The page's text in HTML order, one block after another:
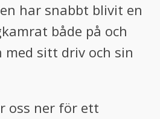
har snabbt blivit en
både på och
sitt driv och sin
oss ner för ett